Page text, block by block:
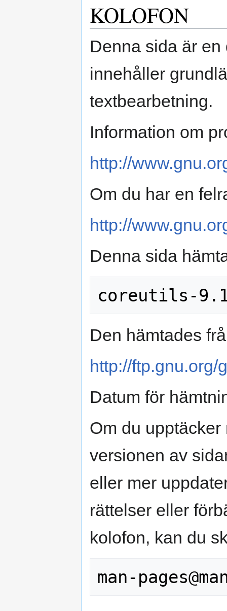
KOLOFON
Denna sida är
innehåller
textbearbetning.
Information om
http://
Om du har en
http://
Denna sida
Den hämtades
http://ftp.gnu.org/
Datum för
Om du
versionen av
eller mer
rättelser eller
kolofon, kan du